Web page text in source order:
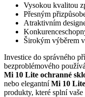
Vysokou kvalitou
Přesným
Atraktivním
Širokým výběrem
Investice do správného
bezproblémového
Mi 10 Lite ochranné
nebo elegantníMi 10
produkty, které splní